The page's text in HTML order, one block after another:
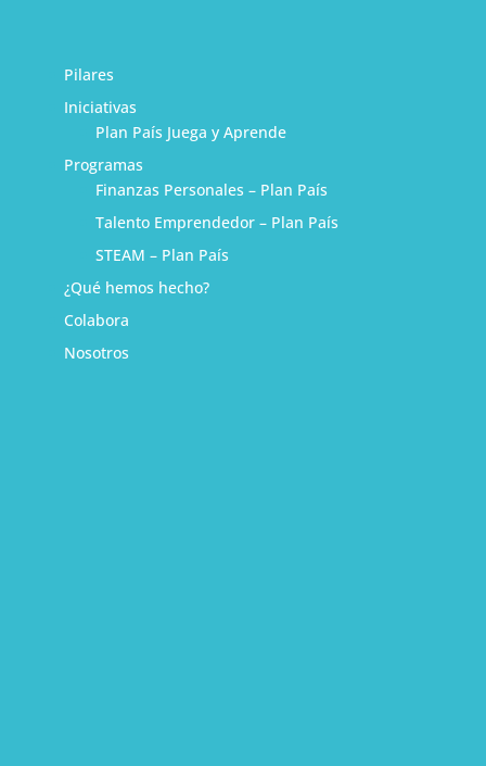
Pilares
Iniciativas
Plan País Juega y Aprende
Programas
Finanzas Personales – Plan País
Talento Emprendedor – Plan País
STEAM – Plan País
¿Qué hemos hecho?
Colabora
Nosotros